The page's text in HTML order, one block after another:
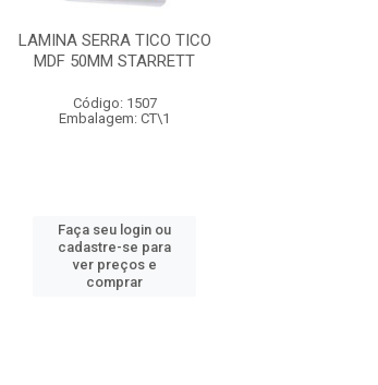
LAMINA SERRA TICO TICO
MDF 50MM STARRETT
Código: 1507
Embalagem: CT\1
Faça seu login ou
cadastre-se para
ver preços e
comprar